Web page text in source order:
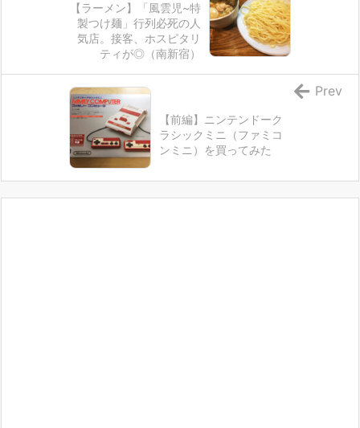
【ラーメン】「風雲児~特
製つけ麺」行列必死の人
気店。接客、ホスピタリ
ティが◎（南新宿）
【前編】ニンテンドーク
ラシックミニ（ファミコ
ンミニ）を買ってみた
Prev